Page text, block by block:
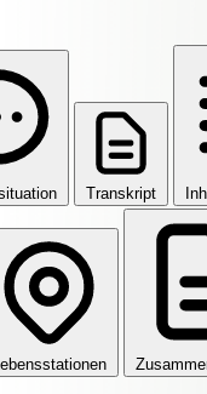
Transkript
Lebensstationen